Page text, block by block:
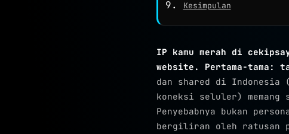
Kesimpulan
IP kamu merah di
website. Pertama-tama:
dan shared di Indonesia
koneksi seluler)
Penyebabnya bukan
bergiliran oleh ratusan